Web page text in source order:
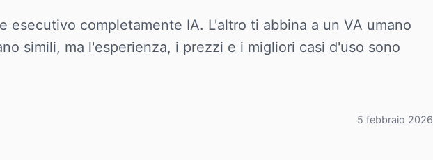
esecutivo completamente IA. L'altro ti abbina a un VA umano
simili, ma l'esperienza, i prezzi e i migliori casi d'uso sono
5 febbraio 2026